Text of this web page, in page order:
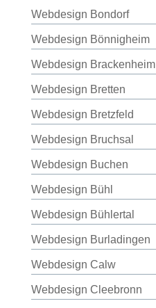
Webdesign Bondorf
Webdesign Bönnigheim
Webdesign Brackenheim
Webdesign Bretten
Webdesign Bretzfeld
Webdesign Bruchsal
Webdesign Buchen
Webdesign Bühl
Webdesign Bühlertal
Webdesign Burladingen
Webdesign Calw
Webdesign Cleebronn